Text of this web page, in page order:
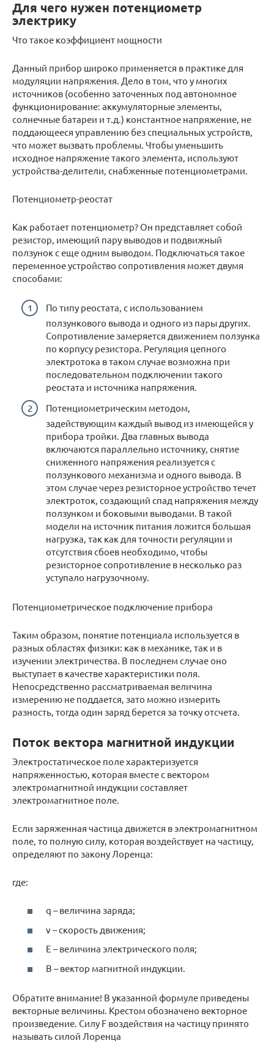
Для чего нужен потенциометр
электрику
Что такое коэффициент мощности
Данный прибор широко применяется в практике для
модуляции напряжения. Дело в том, что у многих
источников (особенно заточенных под автономное
функционирование: аккумуляторные элементы,
солнечные батареи и т.д.) константное напряжение, не
поддающееся управлению без специальных устройств,
что может вызвать проблемы. Чтобы уменьшить
исходное напряжение такого элемента, используют
устройства-делители, снабженные потенциометрами.
Потенциометр-реостат
Как работает потенциометр? Он представляет собой
резистор, имеющий пару выводов и подвижный
ползунок с еще одним выводом. Подключаться такое
переменное устройство сопротивления может двумя
способами:
По типу реостата, с использованием
ползункового вывода и одного из пары других.
Сопротивление замеряется движением ползунка
по корпусу резистора. Регуляция цепного
электротока в таком случае возможна при
последовательном подключении такого
реостата и источника напряжения.
Потенциометрическим методом,
задействующим каждый вывод из имеющейся у
прибора тройки. Два главных вывода
включаются параллельно источнику, снятие
сниженного напряжения реализуется с
ползункового механизма и одного вывода. В
этом случае через резисторное устройство течет
электроток, создающий спад напряжения между
ползунком и боковыми выводами. В такой
модели на источник питания ложится большая
нагрузка, так как для точности регуляции и
отсутствия сбоев необходимо, чтобы
резисторное сопротивление в несколько раз
уступало нагрузочному.
Потенциометрическое подключение прибора
Таким образом, понятие потенциала используется в
разных областях физики: как в механике, так и в
изучении электричества. В последнем случае оно
выступает в качестве характеристики поля.
Непосредственно рассматриваемая величина
измерению не поддается, зато можно измерить
разность, тогда один заряд берется за точку отсчета.
Поток вектора магнитной индукции
Электростатическое поле характеризуется
напряженностью, которая вместе с вектором
электромагнитной индукции составляет
электромагнитное поле.
Если заряженная частица движется в электромагнитном
поле, то полную силу, которая воздействует на частицу,
определяют по закону Лоренца:
где:
q – величина заряда;
v – скорость движения;
E – величина электрического поля;
В – вектор магнитной индукции.
Обратите внимание! В указанной формуле приведены
векторные величины. Крестом обозначено векторное
произведение. Силу F воздействия на частицу принято
называть силой Лоренца